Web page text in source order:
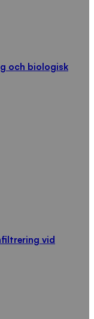
och biologisk
vid